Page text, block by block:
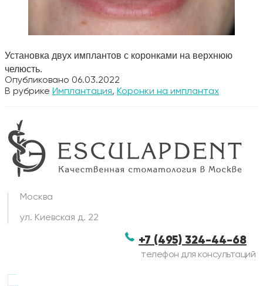
Установка двух имплантов с коронками на верхнюю
челюсть.
Опубликовано 06.03.2022
В рубрике Имплантация, Коронки на имплантах
Москва
ул. Киевская д. 22
+7 (495) 324-44-68
телефон для консультаций